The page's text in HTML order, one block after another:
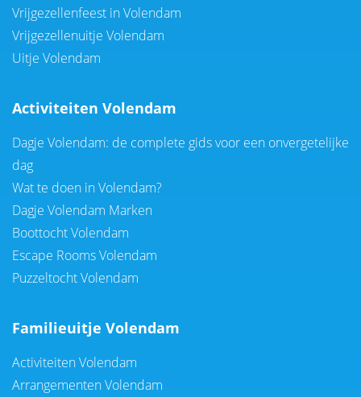
Vrijgezellenfeest in Volendam
Vrijgezellenuitje Volendam
Uitje Volendam
Activiteiten Volendam
Dagje Volendam: de complete gids voor een onvergetelijke
dag
Wat te doen in Volendam?
Dagje Volendam Marken
Boottocht Volendam
Escape Rooms Volendam
Puzzeltocht Volendam
Familieuitje Volendam
Activiteiten Volendam
Arrangementen Volendam